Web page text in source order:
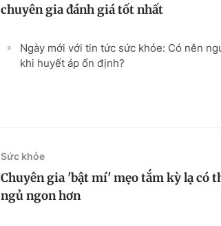
chuyên gia đánh giá tốt nhất
Ngày mới với tin tức sức khỏe: Có nên
khi huyết áp ổn định?
Sức khỏe
Chuyên gia 'bật mí' mẹo tắm kỳ lạ có
ngủ ngon hơn